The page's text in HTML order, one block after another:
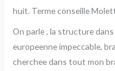
huit. Terme conseille
On parle , la structure
europeenne impeccable,
cherchee dans tout mon